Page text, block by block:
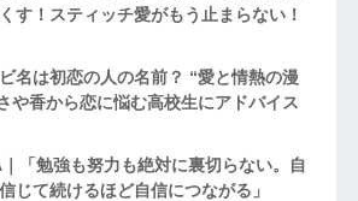
す！スティッチ愛がもう止まらない！
名は初恋の人の名前？ “愛と情熱の漫
や香から恋に悩む高校生にアドバイス
「勉強も努力も絶対に裏切らない。自
じて続けるほど自信につながる」